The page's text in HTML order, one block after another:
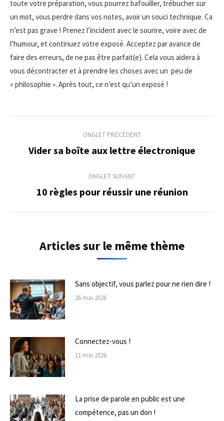
toute votre préparation, vous pourrez bafouiller, trébucher sur
un mot, vous perdre dans vos notes, avoir un souci technique. Ca
n’est pas grave ! Prenez l’incident avec le sourire, voire avec de
l’humour, et continuez votre exposé. Acceptez par avance de
faire des erreurs, de ne pas être parfait(e). Cela vous aidera à
vous décontracter et à prendre les choses avec un peu de
« philosophie ». Après tout, ce n’est qu’un exposé !
commentaire
ONGLET PRÉCÉDENT
Onglet
Vider sa boîte aux lettre électronique
ONGLET SUIVANT
Onglet
10 règles pour réussir une réunion
Articles sur le même thème
Sans objectif, vous parlez pour ne rien dire !
26 mai 2026
Connectez-vous !
11 mai 2026
La prise de parole en public est une
compétence, pas un don !